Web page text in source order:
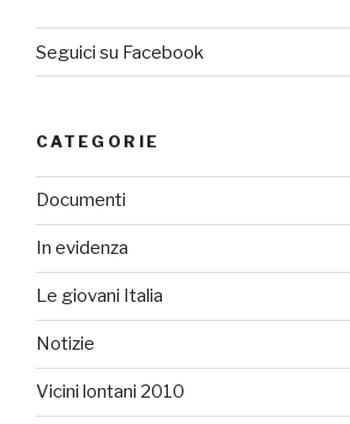
Seguici su Facebook
CATEGORIE
Documenti
In evidenza
Le giovani Italia
Notizie
Vicini lontani 2010